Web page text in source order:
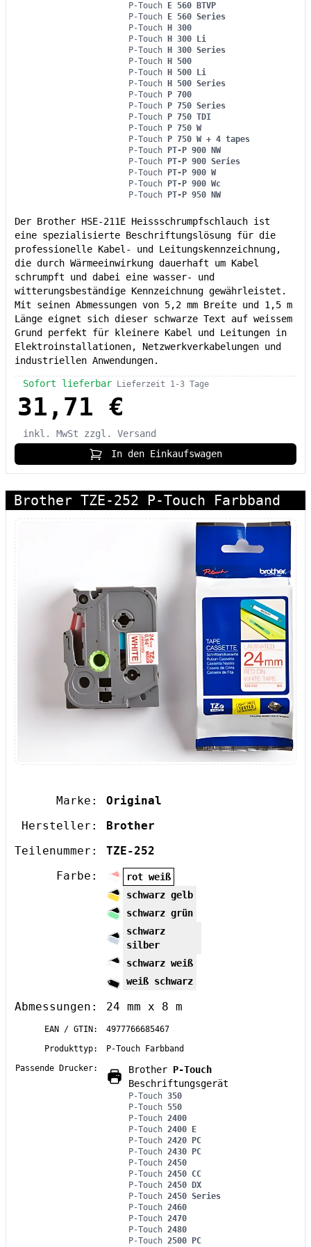
P-Touch E 560 BTVP
P-Touch E 560 Series
P-Touch H 300
P-Touch H 300 Li
P-Touch H 300 Series
P-Touch H 500
P-Touch H 500 Li
P-Touch H 500 Series
P-Touch P 700
P-Touch P 750 Series
P-Touch P 750 TDI
P-Touch P 750 W
P-Touch P 750 W + 4 tapes
P-Touch PT-P 900 NW
P-Touch PT-P 900 Series
P-Touch PT-P 900 W
P-Touch PT-P 900 Wc
P-Touch PT-P 950 NW
Der Brother HSE-211E Heissschrumpfschlauch ist
eine spezialisierte Beschriftungslösung für die
professionelle Kabel- und Leitungskennzeichnung,
die durch Wärmeeinwirkung dauerhaft um Kabel
schrumpft und dabei eine wasser- und
witterungsbeständige Kennzeichnung gewährleistet.
Mit seinen Abmessungen von 5,2 mm Breite und 1,5 m
Länge eignet sich dieser schwarze Text auf weissem
Grund perfekt für kleinere Kabel und Leitungen in
Elektroinstallationen, Netzwerkverkabelungen und
industriellen Anwendungen.
Sofort lieferbar Lieferzeit 1-3 Tage
31,71 €
inkl. MwSt
zzgl. Versand
In den Einkaufswagen
Brother TZE-252 P-Touch Farbband
Marke:
Original
Hersteller:
Brother
Teilenummer:
TZE-252
Farbe:
rot weiß
schwarz gelb
schwarz grün
schwarz
silber
schwarz weiß
weiß schwarz
Abmessungen: 24 mm x 8 m
EAN / GTIN:
4977766685467
Produkttyp:
P-Touch Farbband
Passende Drucker:
Brother P-Touch
Beschriftungsgerät
P-Touch 350
P-Touch 550
P-Touch 2400
P-Touch 2400 E
P-Touch 2420 PC
P-Touch 2430 PC
P-Touch 2450
P-Touch 2450 CC
P-Touch 2450 DX
P-Touch 2450 Series
P-Touch 2460
P-Touch 2470
P-Touch 2480
P-Touch 2500 PC